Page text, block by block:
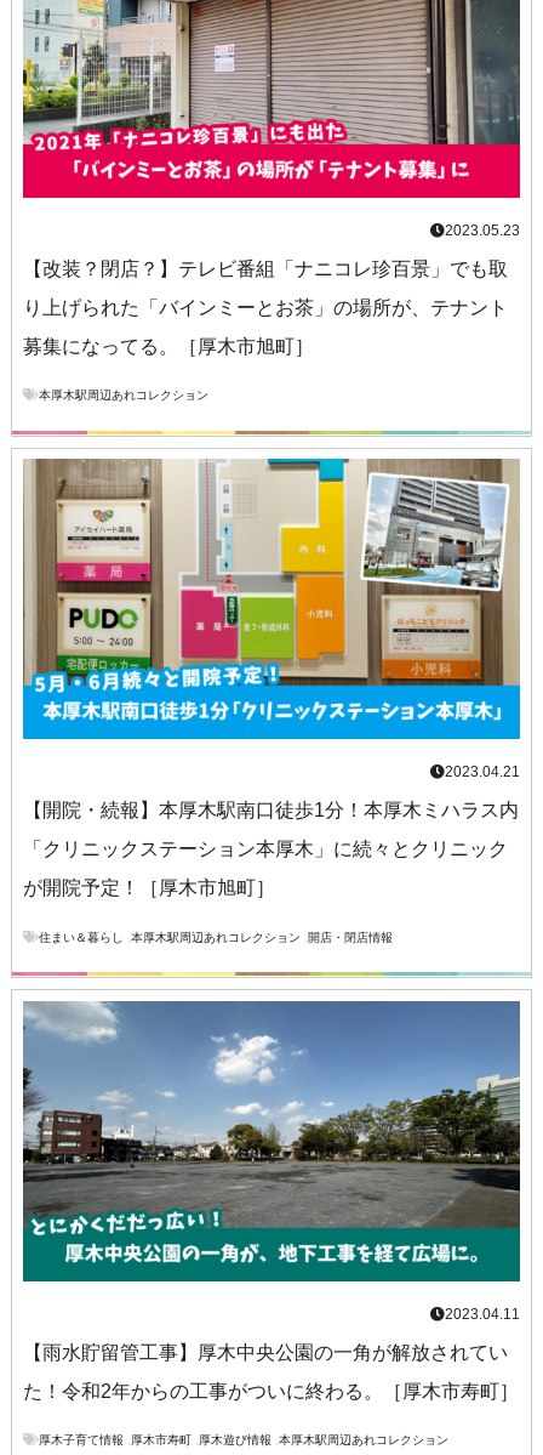
2023.05.23
【改装？閉店？】テレビ番組「ナニコレ珍百景」でも取
り上げられた「バインミーとお茶」の場所が、テナント
募集になってる。［厚木市旭町］
本厚木駅周辺あれコレクション
2023.04.21
【開院・続報】本厚木駅南口徒歩1分！本厚木ミハラス内
「クリニックステーション本厚木」に続々とクリニック
が開院予定！［厚木市旭町］
住まい＆暮らし 本厚木駅周辺あれコレクション 開店・閉店情報
2023.04.11
【雨水貯留管工事】厚木中央公園の一角が解放されてい
た！令和2年からの工事がついに終わる。［厚木市寿町］
厚木子育て情報 厚木市寿町, 厚木遊び情報 本厚木駅周辺あれコレクション